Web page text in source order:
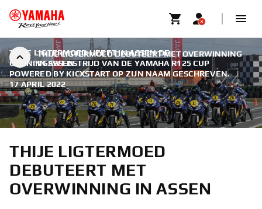
THIJE LIGTERMOED DEBUTEERT MET OVERWINNING
IN ASSEN
THIJE LIGTERMOED HEEFT IN ASSEN DE
OPENINGSWEDSTRIJD VAN DE YAMAHA R125 CUP
POWERED BY KICXSTART OP ZIJN NAAM GESCHREVEN. |
17 APRIL 2022
THIJE LIGTERMOED
DEBUTEERT MET
OVERWINNING IN ASSEN